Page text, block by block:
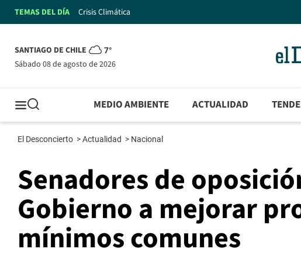
TEMAS DEL DÍA Crisis Climática
SANTIAGO DE CHILE 7°
sábado 08 de agosto de 2026
MEDIO AMBIENTE ACTUALIDAD
El Desconcierto >Actualidad > Nacional
Senadores de
Gobierno a mejorar
mínimos comunes